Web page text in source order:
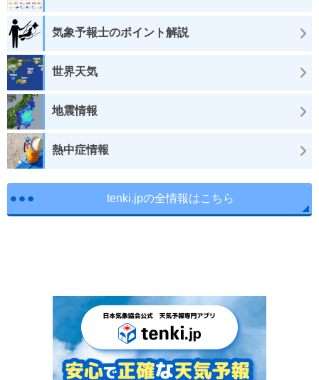
気象予報士のポイント解説
世界天気
地震情報
熱中症情報
tenki.jpの全情報はこちら